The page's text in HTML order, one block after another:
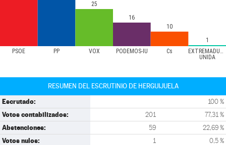
PSOE PP VOX PODEMOS-IU Cs
UNIDA
25
16
10
1
RESUMEN DEL ESCRUTINIO DE HERGUIJUELA
Escrutado: 100 %
Votos contabilizados: 201 77,31 %
Abstenciones: 59 22,69 %
Votos nulos: 1 0,5 %